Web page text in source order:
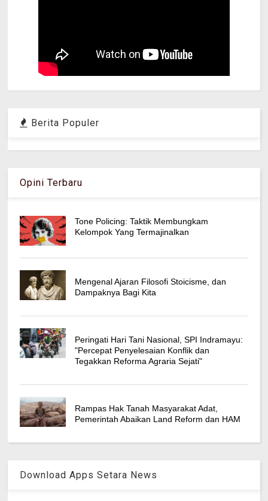
Berita Populer
Opini Terbaru
Tone Policing: Taktik Membungkam
Kelompok Yang Termajinalkan
Mengenal Ajaran Filosofi Stoicisme, dan
Dampaknya Bagi Kita
Peringati Hari Tani Nasional, SPI Indramayu:
"Percepat Penyelesaian Konflik dan
Tegakkan Reforma Agraria Sejati"
Rampas Hak Tanah Masyarakat Adat,
Pemerintah Abaikan Land Reform dan HAM
Download Apps Setara News